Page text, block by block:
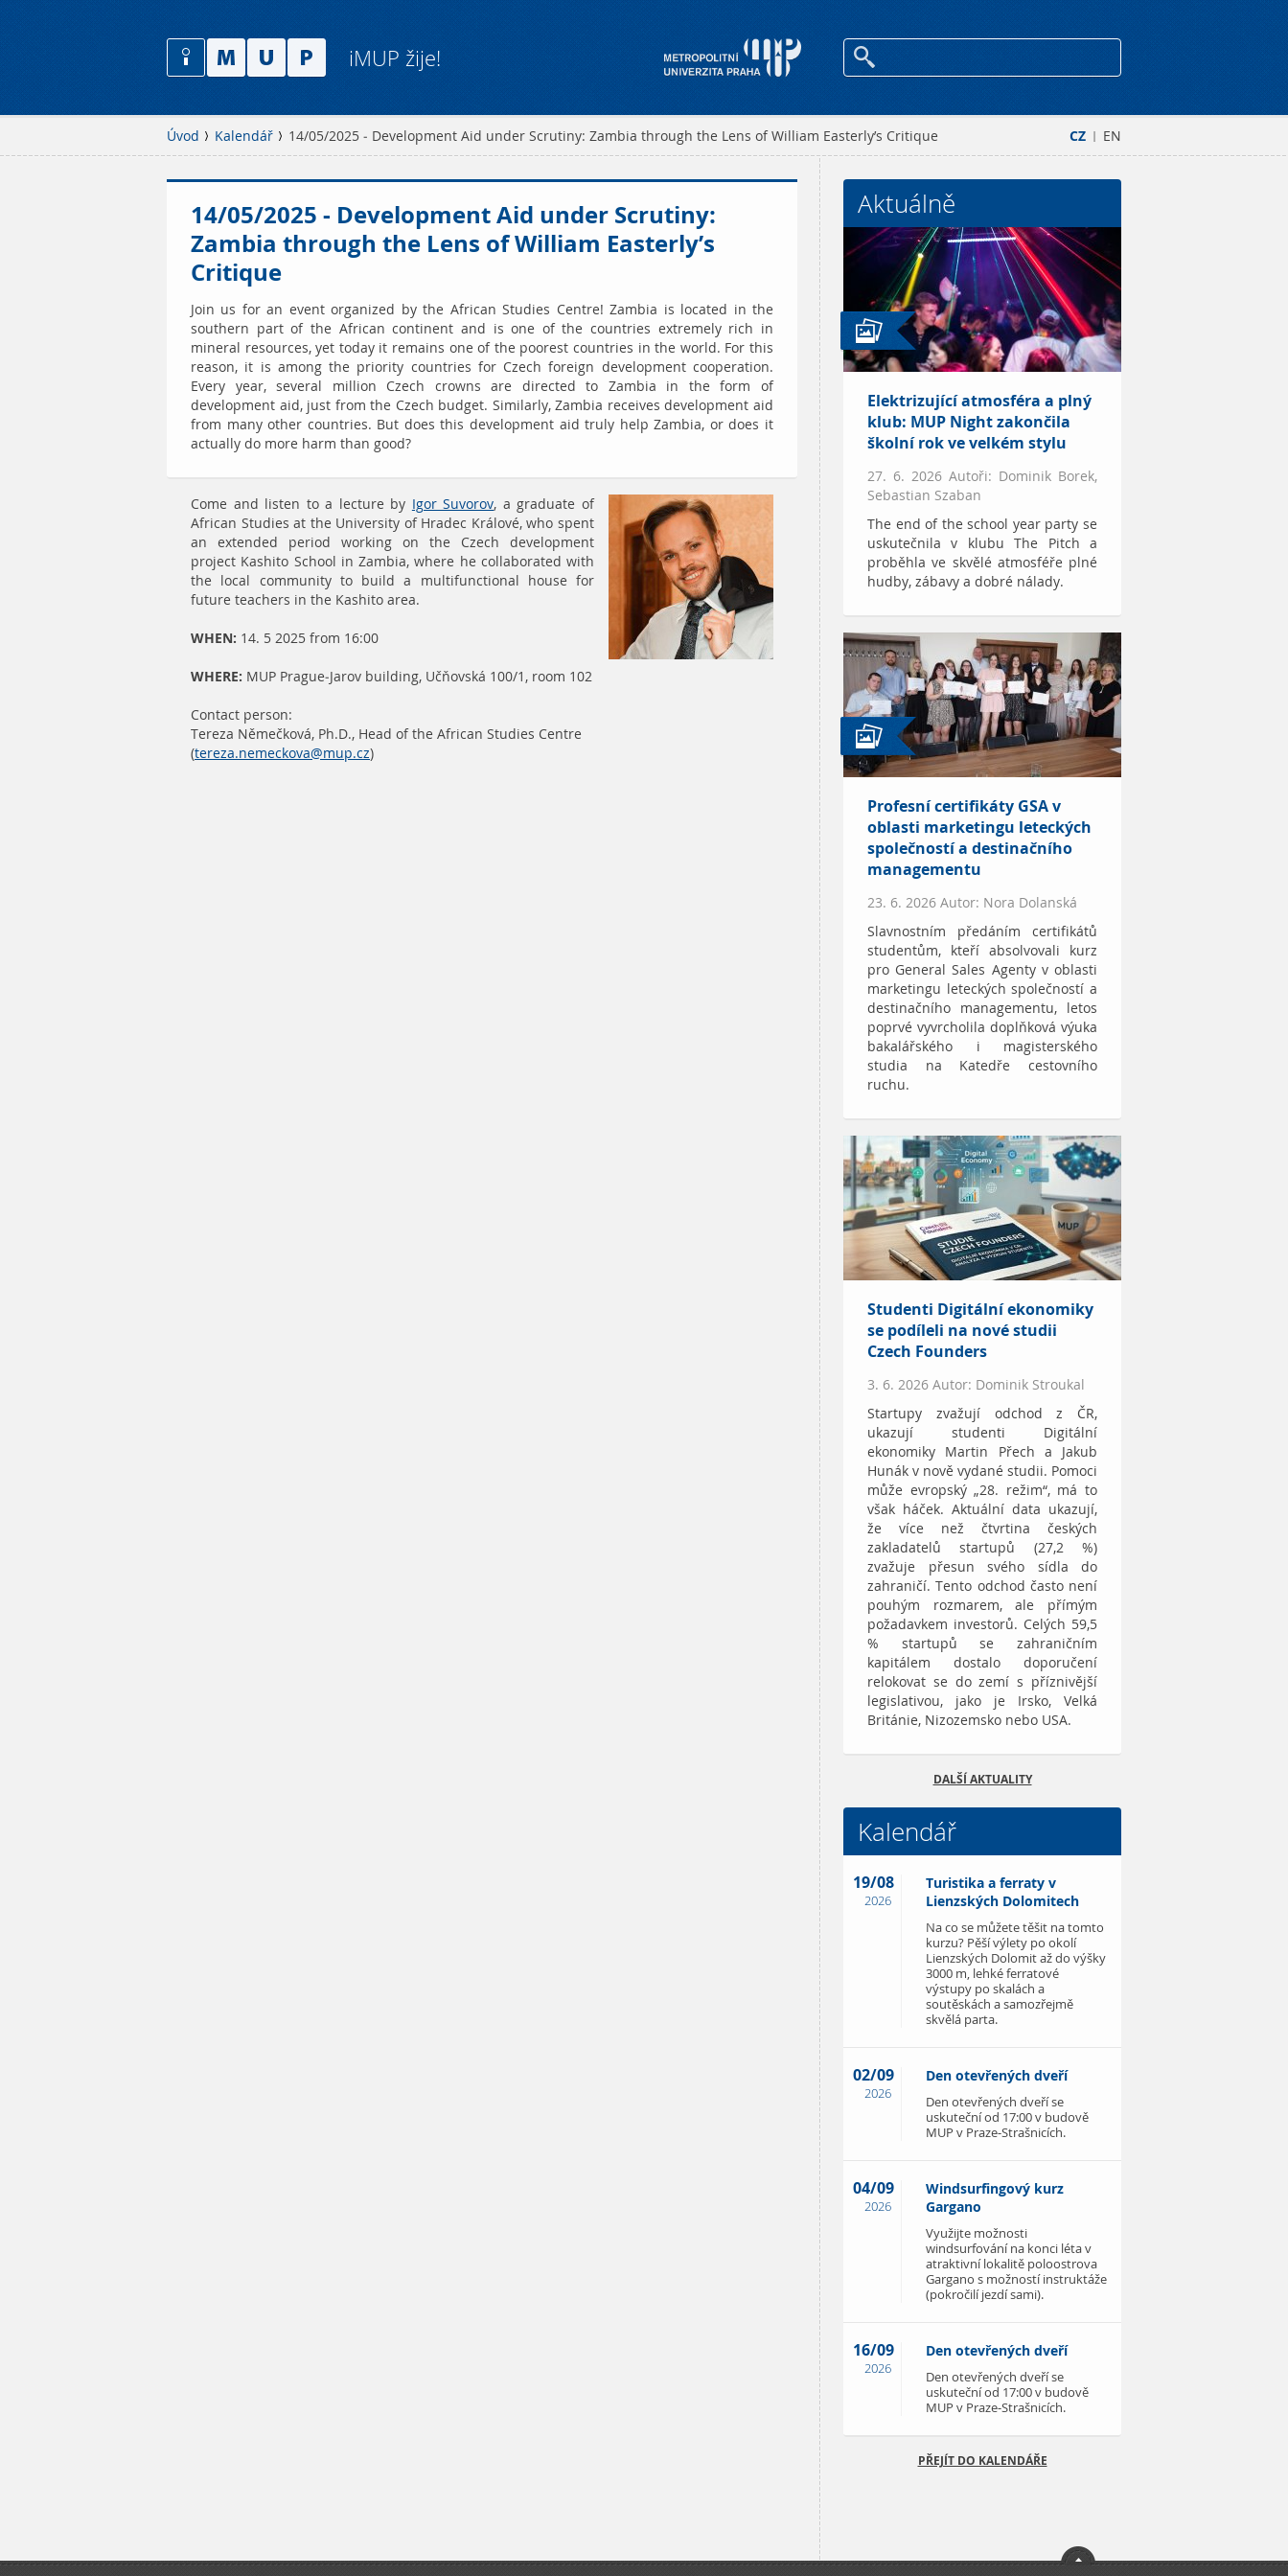
iMUP žije!
CZ | EN
Úvod Kalendář 14/05/2025 - Development Aid under Scrutiny: Zambia through the Lens of William Easterly’s Critique
14/05/2025 - Development Aid under Scrutiny:
Zambia through the Lens of William Easterly’s
Critique
Join us for an event organized by the African Studies Centre! Zambia is located in the
southern part of the African continent and is one of the countries extremely rich in
mineral resources, yet today it remains one of the poorest countries in the world. For this
reason, it is among the priority countries for Czech foreign development cooperation.
Every year, several million Czech crowns are directed to Zambia in the form of
development aid, just from the Czech budget. Similarly, Zambia receives development aid
from many other countries. But does this development aid truly help Zambia, or does it
actually do more harm than good?
Come and listen to a lecture by Igor Suvorov, a graduate of
African Studies at the University of Hradec Králové, who spent
an extended period working on the Czech development
project Kashito School in Zambia, where he collaborated with
the local community to build a multifunctional house for
future teachers in the Kashito area.
WHEN: 14. 5 2025 from 16:00
WHERE: MUP Prague-Jarov building, Učňovská 100/1, room 102
Contact person:
Tereza Němečková, Ph.D., Head of the African Studies Centre
(tereza.nemeckova@mup.cz)
Aktuálně
Elektrizující atmosféra a plný
klub: MUP Night zakončila
školní rok ve velkém stylu
27. 6. 2026 Autoři: Dominik Borek,
Sebastian Szaban
The end of the school year party se
uskutečnila v klubu The Pitch a
proběhla ve skvělé atmosféře plné
hudby, zábavy a dobré nálady.
Profesní certifikáty GSA v
oblasti marketingu leteckých
společností a destinačního
managementu
23. 6. 2026 Autor: Nora Dolanská
Slavnostním předáním certifikátů
studentům, kteří absolvovali kurz
pro General Sales Agenty v oblasti
marketingu leteckých společností a
destinačního managementu, letos
poprvé vyvrcholila doplňková výuka
bakalářského i magisterského
studia na Katedře cestovního
ruchu.
Studenti Digitální ekonomiky
se podíleli na nové studii
Czech Founders
3. 6. 2026 Autor: Dominik Stroukal
Startupy zvažují odchod z ČR,
ukazují studenti Digitální
ekonomiky Martin Přech a Jakub
Hunák v nově vydané studii. Pomoci
může evropský „28. režim“, má to
však háček. Aktuální data ukazují,
že více než čtvrtina českých
zakladatelů startupů (27,2 %)
zvažuje přesun svého sídla do
zahraničí. Tento odchod často není
pouhým rozmarem, ale přímým
požadavkem investorů. Celých 59,5
% startupů se zahraničním
kapitálem dostalo doporučení
relokovat se do zemí s příznivější
legislativou, jako je Irsko, Velká
Británie, Nizozemsko nebo USA.
DALŠÍ AKTUALITY
Kalendář
19/08
2026
Turistika a ferraty v
Lienzských Dolomitech
Na co se můžete těšit na tomto
kurzu? Pěší výlety po okolí
Lienzských Dolomit až do výšky
3000 m, lehké ferratové
výstupy po skalách a
soutěskách a samozřejmě
skvělá parta.
02/09
2026
Den otevřených dveří
Den otevřených dveří se
uskuteční od 17:00 v budově
MUP v Praze-Strašnicích.
04/09
2026
Windsurfingový kurz
Gargano
Využijte možnosti
windsurfování na konci léta v
atraktivní lokalitě poloostrova
Gargano s možností instruktáže
(pokročilí jezdí sami).
16/09
2026
Den otevřených dveří
Den otevřených dveří se
uskuteční od 17:00 v budově
MUP v Praze-Strašnicích.
PŘEJÍT DO KALENDÁŘE